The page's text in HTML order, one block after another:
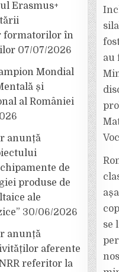
au
se
Erasmus+
formatorilor în
07/07/2026
Mondial
și
al României
anunță
de
produse de
ale
30/06/2026
anunță
aferente
referitor la